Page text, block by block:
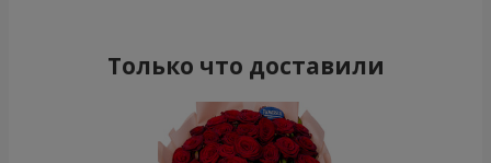
Только что доставили